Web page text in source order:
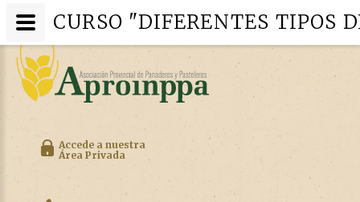
Accede a nuestra
Área Privada
CURSO "DIFERENTES TIPOS